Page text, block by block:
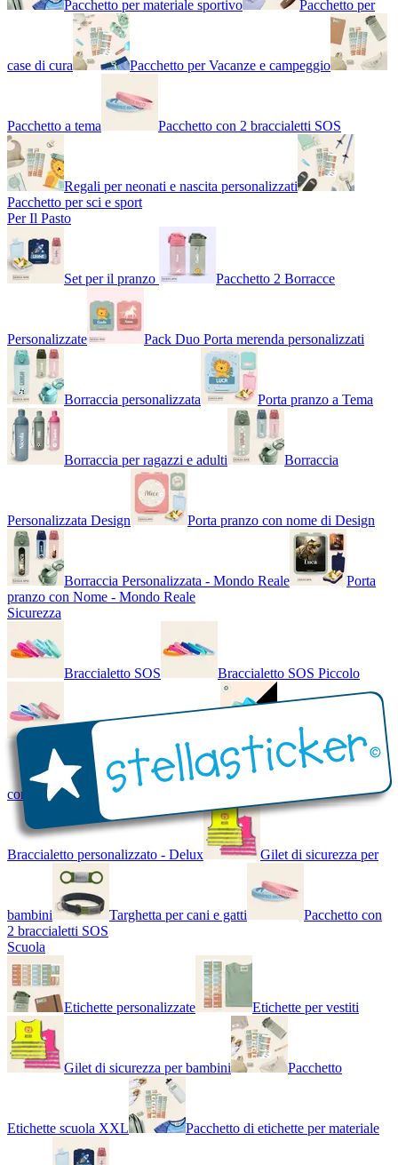
Pacchetto per materiale sportivo Pacchetto per
case di cura Pacchetto per Vacanze e campeggio
Pacchetto a tema Pacchetto con 2 braccialetti SOS
Regali per neonati e nascita personalizzati
Pacchetto per sci e sport
Per Il Pasto
Set per il pranzo Pacchetto 2 Borracce
Personalizzate Pack Duo Porta merenda personalizzati
Borraccia personalizzata Porta pranzo a Tema
Borraccia per ragazzi e adulti Borraccia
Personalizzata Design Porta pranzo con nome di Design
Borraccia Personalizzata - Mondo Reale
Porta
pranzo con Nome - Mondo Reale
Sicurezza
Braccialetto SOS Braccialetto SOS Piccolo
Braccialetto SOS - Bicolore Braccialetto SOS
con Nome - Luminoso
Braccialetto personalizzato - Delux Gilet di sicurezza per
bambini Targhetta per cani e gatti
Pacchetto con
2 braccialetti SOS
Scuola
Etichette personalizzate Etichette per vestiti
Gilet di sicurezza per bambini Pacchetto
Etichette scuola XXL Pacchetto di etichette per materiale